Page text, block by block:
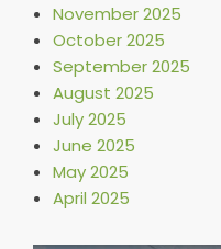
November 2025
October 2025
September 2025
August 2025
July 2025
June 2025
May 2025
April 2025